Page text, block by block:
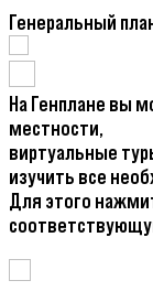
Генеральный
На Генплане вы
местности,
виртуальные
изучить все
Для этого